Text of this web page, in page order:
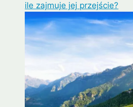
ile zajmuje jej przejście?